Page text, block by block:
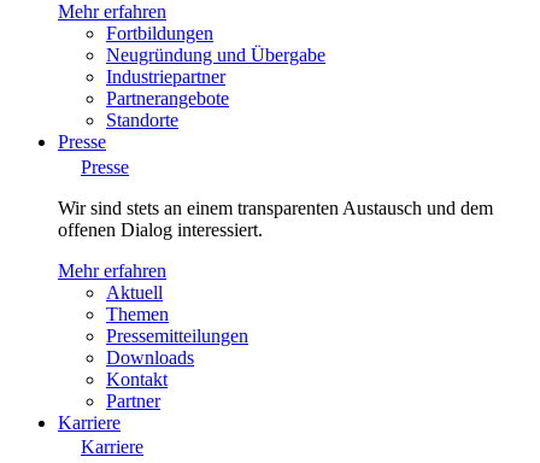
Mehr erfahren
Fortbildungen
Neugründung und Übergabe
Industriepartner
Partnerangebote
Standorte
Presse
Presse
Wir sind stets an einem transparenten Austausch und dem
offenen Dialog interessiert.
Mehr erfahren
Aktuell
Themen
Pressemitteilungen
Downloads
Kontakt
Partner
Karriere
Karriere